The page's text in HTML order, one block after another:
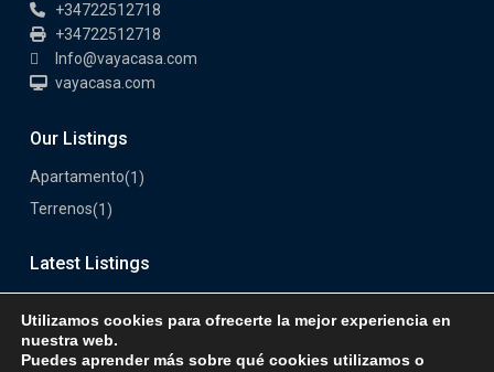
+34722512718
+34722512718
Info@vayacasa.com
vayacasa.com
Our Listings
Apartamento(1)
Terrenos(1)
Latest Listings
Utilizamos cookies para ofrecerte la mejor experiencia en
nuestra web.
Puedes aprender más sobre qué cookies utilizamos o